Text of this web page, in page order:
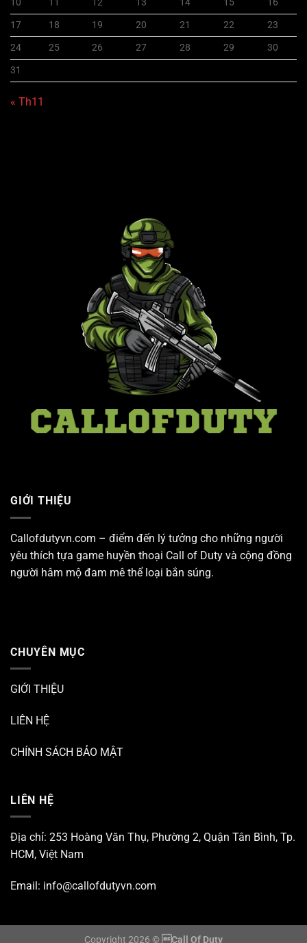
10
11 12 13 14 15
16
17
18 19 20 21 22
23
24
25 26 27 28 29
30
31
« Th11
GIỚI THIỆU
Callofdutyvn.com – điểm đến lý tưởng cho những người
yêu thích tựa game huyền thoại Call of Duty và cộng đồng
người hâm mộ đam mê thể loại bắn súng.
CHUYÊN MỤC
GIỚI THIỆU
LIÊN HỆ
CHÍNH SÁCH BẢO MẬT
LIÊN HỆ
Địa chỉ: 253 Hoàng Văn Thụ, Phường 2, Quận Tân Bình, Tp.
HCM, Việt Nam
Email: info@callofdutyvn.com
Copyright 2026 © Call Of Duty